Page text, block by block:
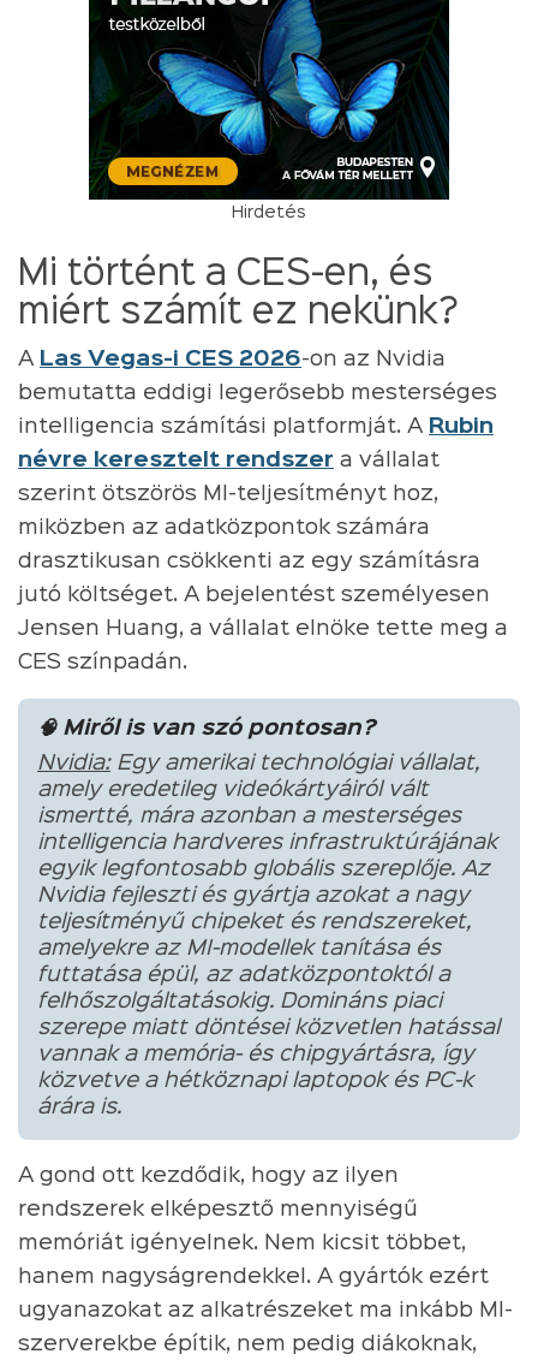
Hirdetés
Mi történt a CES-en, és
miért számít ez nekünk?
A Las Vegas-i CES 2026-on az Nvidia
bemutatta eddigi legerősebb mesterséges
intelligencia számítási platformját. A Rubin
névre keresztelt rendszer a vállalat
szerint ötszörös MI-teljesítményt hoz,
miközben az adatközpontok számára
drasztikusan csökkenti az egy számításra
jutó költséget. A bejelentést személyesen
Jensen Huang, a vállalat elnöke tette meg a
CES színpadán.
🧠 Miről is van szó pontosan?
Nvidia:Egy amerikai technológiai vállalat,
amely eredetileg videókártyáiról vált
ismertté, mára azonban a mesterséges
intelligencia hardveres infrastruktúrájának
egyik legfontosabb globális szereplője. Az
Nvidia fejleszti és gyártja azokat a nagy
teljesítményű chipeket és rendszereket,
amelyekre az MI-modellek tanítása és
futtatása épül, az adatközpontoktól a
felhőszolgáltatásokig. Domináns piaci
szerepe miatt döntései közvetlen hatással
vannak a memória- és chipgyártásra, így
közvetve a hétköznapi laptopok és PC-k
árára is.
A gond ott kezdődik, hogy az ilyen
rendszerek elképesztő mennyiségű
memóriát igényelnek. Nem kicsit többet,
hanem nagyságrendekkel. A gyártók ezért
ugyanazokat az alkatrészeket ma inkább MI-
szerverekbe építik, nem pedig diákoknak,